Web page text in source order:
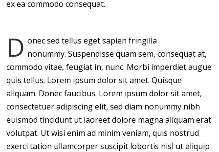
ex ea commodo consequat.
D onec sed tellus eget sapien fringilla
nonummy. Suspendisse quam sem, consequat at,
commodo vitae, feugiat in, nunc. Morbi imperdiet augue
quis tellus. Lorem ipsum dolor sit amet. Quisque
aliquam. Donec faucibus. Lorem ipsum dolor sit amet,
consectetuer adipiscing elit, sed diam nonummy nibh
euismod tincidunt ut laoreet dolore magna aliquam erat
volutpat. Ut wisi enim ad minim veniam, quis nostrud
exerci tation ullamcorper suscipit lobortis nisl ut aliquip